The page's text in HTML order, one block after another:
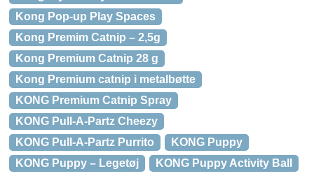
Kong Pop-up Play Spaces
Kong Premim Catnip – 2,5g
Kong Premium Catnip 28 g
Kong Premium catnip i metalbøtte
KONG Premium Catnip Spray
KONG Pull-A-Partz Cheezy
KONG Pull-A-Partz Purrito
KONG Puppy
KONG Puppy – Legetøj
KONG Puppy Activity Ball